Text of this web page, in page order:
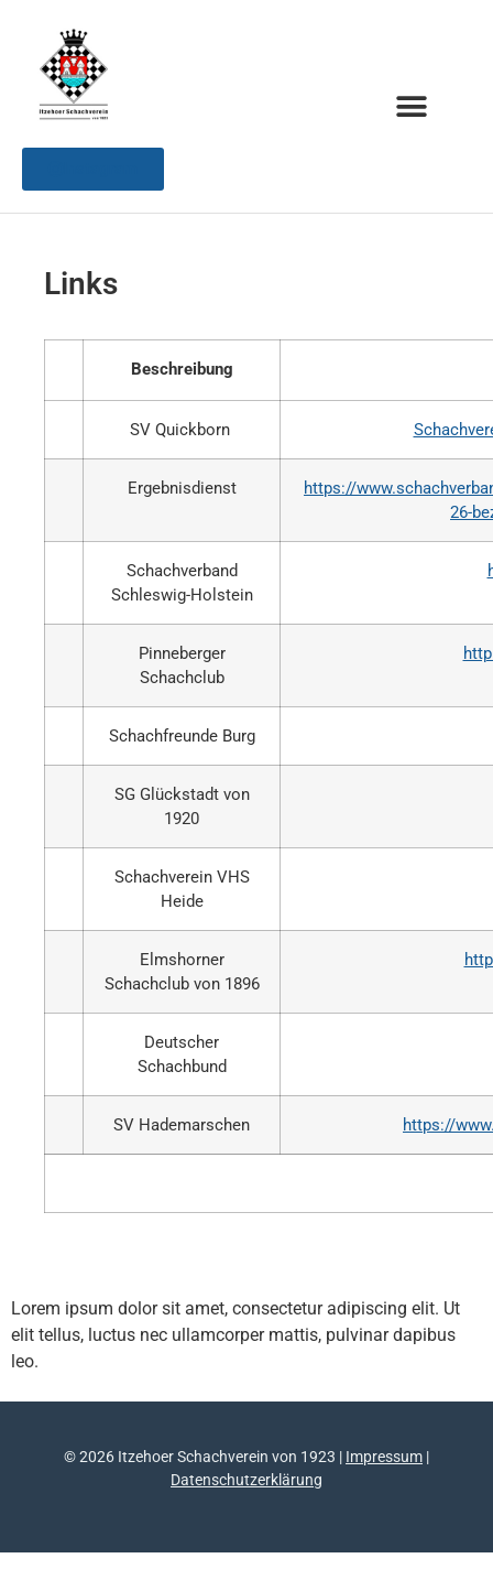
Links
Beschreibung
SV Quickborn
Ergebnisdienst
https://
26-
Schachverband
Schleswig-Holstein
Pinneberger
Schachclub
Schachfreunde Burg
SG Glückstadt von
1920
Schachverein VHS
Heide
Elmshorner
Schachclub von 1896
Deutscher
Schachbund
SV Hademarschen https://
Lorem ipsum dolor sit amet, consectetur adipiscing elit. Ut
elit tellus, luctus nec ullamcorper mattis, pulvinar dapibus
leo.
© 2026 Itzehoer Schachverein von 1923 | Impressum |
Datenschutzerklärung